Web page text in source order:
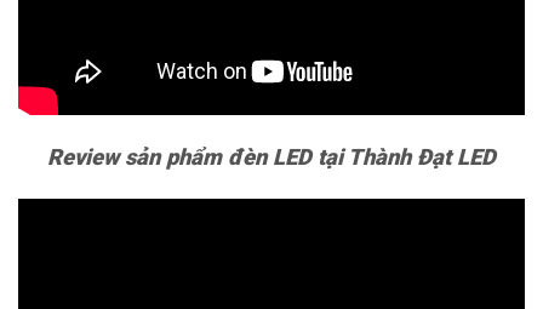
Review sản phẩm đèn LED tại Thành Đạt LED